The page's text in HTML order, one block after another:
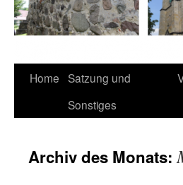
Home Satzung und
Sonstiges
Archiv des Monats: